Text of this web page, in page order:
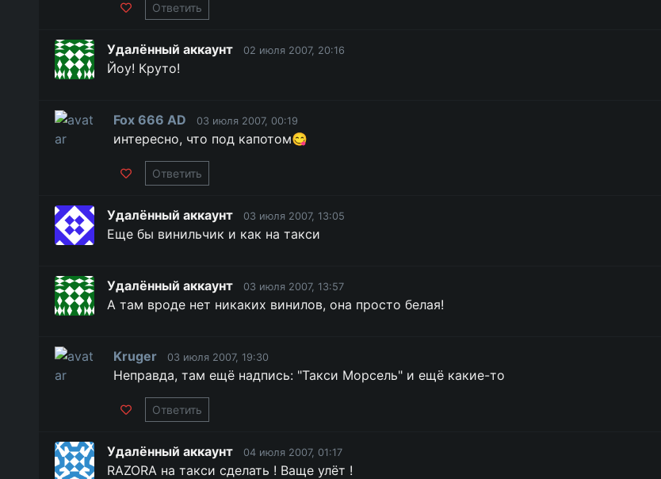
Ответить
Удалённый аккаунт 02 июля 2007, 20:16
Йоу! Круто!
Fox 666 AD 03 июля 2007, 00:19
интересно, что под капотом😋
Ответить
Удалённый аккаунт 03 июля 2007, 13:05
Еще бы винильчик и как на такси
Удалённый аккаунт 03 июля 2007, 13:57
А там вроде нет никаких винилов, она просто белая!
Kruger 03 июля 2007, 19:30
Неправда, там ещё надпись: "Такси Морсель" и ещё какие-то
Ответить
Удалённый аккаунт 04 июля 2007, 01:17
RAZORA на такси сделать ! Ваще улёт !